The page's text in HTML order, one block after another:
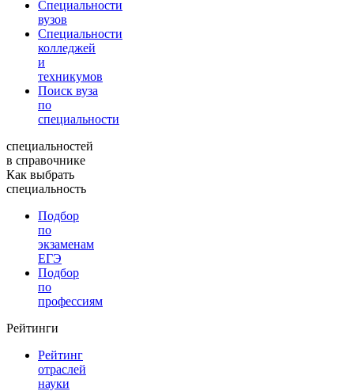
Специальности
вузов
Специальности
колледжей
и
техникумов
Поиск вуза
по
специальности
специальностей
в справочнике
Как выбрать
специальность
Подбор
по
экзаменам
ЕГЭ
Подбор
по
профессиям
Рейтинги
Рейтинг
отраслей
науки